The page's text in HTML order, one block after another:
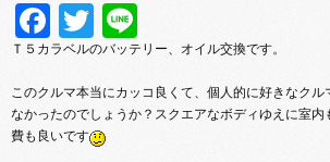
Facebook
Twitter
Ｔ５カラベルのバッテリー、オイル交換です。
このクルマ本当にカッコ良くて、個人的に好きなクル
なかったのでしょうか？スクエアなボディゆえに室
費も良いです